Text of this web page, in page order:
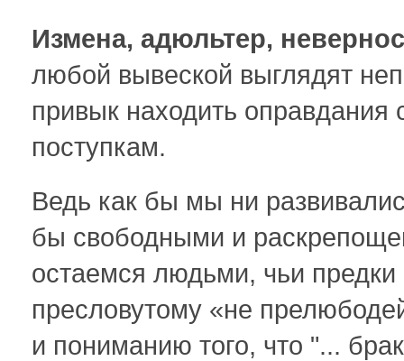
Измена, адюльтер,
любой вывеской выглядят
привык находить
поступкам.
Ведь как бы мы ни
бы свободными и
остаемся людьми, чьи
пресловутому «не
и пониманию того, что "...